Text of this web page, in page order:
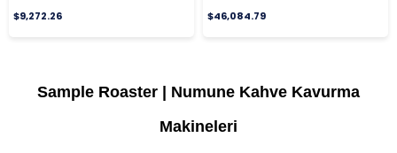
$9,272.26
$46,084.79
Sample Roaster | Numune Kahve Kavurma
Makineleri